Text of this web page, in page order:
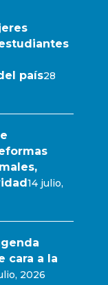
país28
14 julio,
cara a la
2026